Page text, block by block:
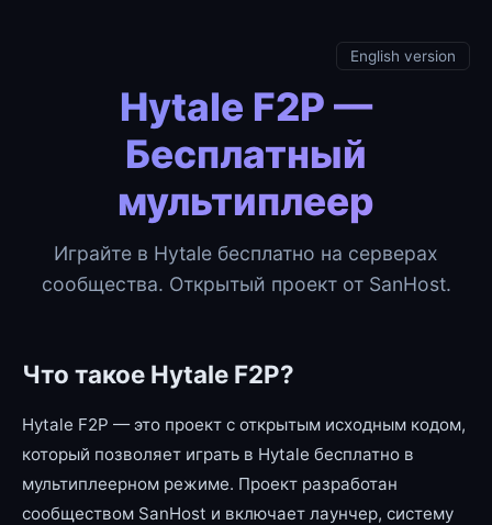
English version
Hytale F2P —
Бесплатный
мультиплеер
Играйте в Hytale бесплатно на серверах
сообщества. Открытый проект от SanHost.
Что такое Hytale F2P?
Hytale F2P — это проект с открытым исходным кодом,
который позволяет играть в Hytale бесплатно в
мультиплеерном режиме. Проект разработан
сообществом SanHost и включает лаунчер, систему